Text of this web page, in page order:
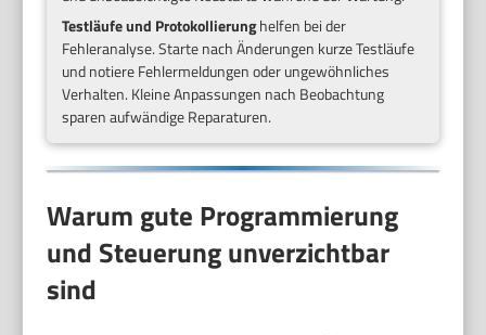
Testläufe und Protokollierunghelfen bei der
Fehleranalyse. Starte nach Änderungen kurze Testläufe
und notiere Fehlermeldungen oder ungewöhnliches
Verhalten. Kleine Anpassungen nach Beobachtung
sparen aufwändige Reparaturen.
Warum gute Programmierung
und Steuerung unverzichtbar
sind